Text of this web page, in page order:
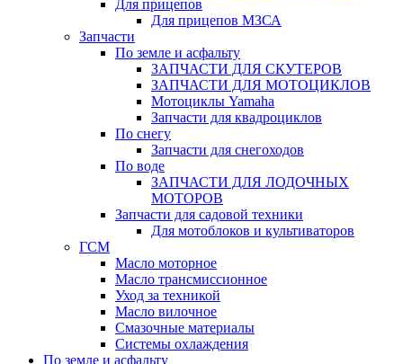
Для прицепов
Для прицепов МЗСА
Запчасти
По земле и асфальту
ЗАПЧАСТИ ДЛЯ СКУТЕРОВ
ЗАПЧАСТИ ДЛЯ МОТОЦИКЛОВ
Мотоциклы Yamaha
Запчасти для квадроциклов
По снегу
Запчасти для снегоходов
По воде
ЗАПЧАСТИ ДЛЯ ЛОДОЧНЫХ
МОТОРОВ
Запчасти для садовой техники
Для мотоблоков и культиваторов
ГСМ
Масло моторное
Масло трансмиссионное
Уход за техникой
Масло вилочное
Смазочные материалы
Системы охлаждения
По земле и асфальту